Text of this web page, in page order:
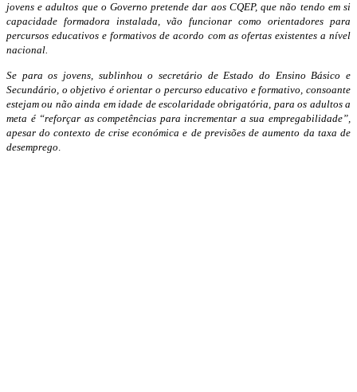
jovens e adultos que o Governo pretende dar aos CQEP, que não tendo em si
capacidade formadora instalada, vão funcionar como orientadores para
percursos educativos e formativos de acordo com as ofertas existentes a nível
nacional.
Se para os jovens, sublinhou o secretário de Estado do Ensino Básico e
Secundário, o objetivo é orientar o percurso educativo e formativo, consoante
estejam ou não ainda em idade de escolaridade obrigatória, para os adultos a
meta é “reforçar as competências para incrementar a sua empregabilidade”,
apesar do contexto de crise económica e de previsões de aumento da taxa de
desemprego